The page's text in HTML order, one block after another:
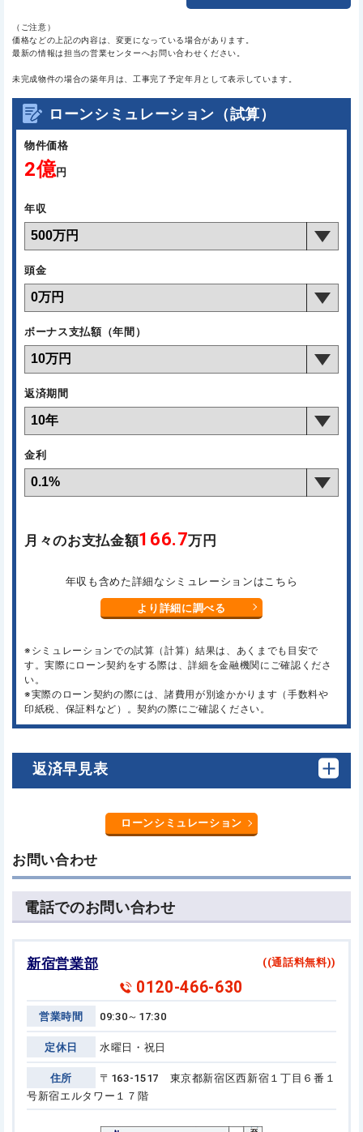
（ご注意）
価格などの上記の内容は、変更になっている場合があります。
最新の情報は担当の営業センターへお問い合わせください。
未完成物件の場合の築年月は、工事完了予定年月として表示しています。
ローンシミュレーション（試算）
物件価格
2億円
年収
頭金
ボーナス支払額（年間）
返済期間
金利
月々のお支払金額166.7万円
年収も含めた詳細なシミュレーションはこちら
より詳細に調べる
※シミュレーションでの試算（計算）結果は、あくまでも目安で
す。実際にローン契約をする際は、詳細を金融機関にご確認くださ
い。
※実際のローン契約の際には、諸費用が別途かかります（手数料や
印紙税、保証料など）。契約の際にご確認ください。
返済早見表
ローンシミュレーション
お問い合わせ
電話でのお問い合わせ
新宿営業部 ((通話料無料))
0120-466-630
営業時間 09:30～17:30
定休日 水曜日・祝日
住所
〒163-1517 東京都新宿区西新宿１丁目６番１
号新宿エルタワー１７階